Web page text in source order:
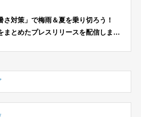
さ対策」で梅雨＆夏を乗り切ろう！
まとめたプレスリリースを配信しまし